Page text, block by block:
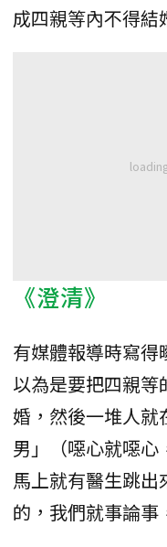
成四親等內不得結
《澄清》
有媒體報導時寫
以為是要把四親
婚，然後一堆人就
男」（噁心就噁心
馬上就有醫生跳
的，我們就事論事